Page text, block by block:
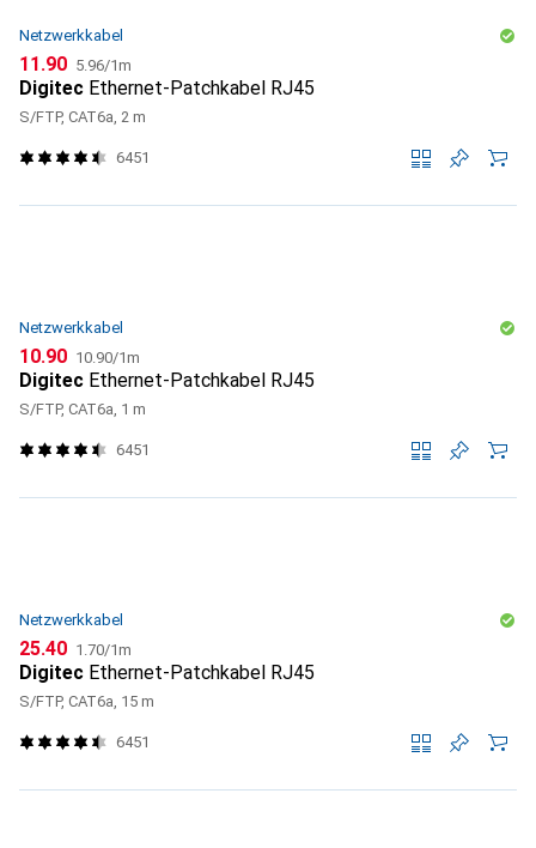
Netzwerkkabel
CHF
11.90 CHF
5.96/1m
Digitec Ethernet-Patchkabel RJ45
S/FTP, CAT6a, 2 m
6451
Netzwerkkabel
CHF
10.90 CHF
10.90/1m
Digitec Ethernet-Patchkabel RJ45
S/FTP, CAT6a, 1 m
6451
Netzwerkkabel
CHF
25.40 CHF
1.70/1m
Digitec Ethernet-Patchkabel RJ45
S/FTP, CAT6a, 15 m
6451